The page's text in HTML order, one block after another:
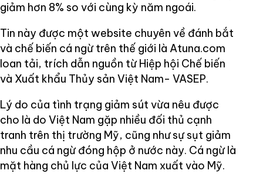
giảm hơn 8% so với cùng kỳ năm ngoái.
Tin này được một website chuyên về đánh bắt
và chế biến cá ngừ trên thế giới là Atuna.com
loan tải, trích dẫn nguồn từ Hiệp hội Chế biến
và Xuất khẩu Thủy sản Việt Nam- VASEP.
Lý do của tình trạng giảm sút vừa nêu được
cho là do Việt Nam gặp nhiều đối thủ cạnh
tranh trên thị trường Mỹ, cũng như sự sụt giảm
nhu cầu cá ngừ đóng hộp ở nước này. Cá ngừ là
mặt hàng chủ lực của Việt Nam xuất vào Mỹ.